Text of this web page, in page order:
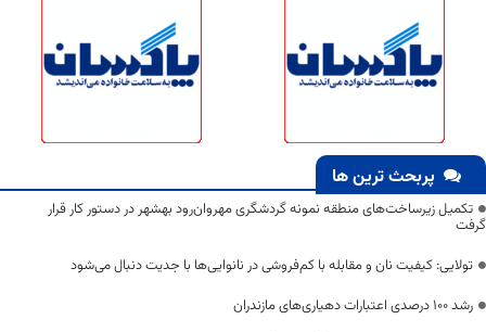
پربحث ترین ها
تکمیل زیرساخت‌های منطقه نمونه گردشگری مهروان‌رود بهشهر در دستور کار قرار
گرفت
تولایی: کیفیت نان و مقابله با کم‌فروشی در نانوایی‌ها با جدیت دنبال می‌شود
رشد ۱۰۰ درصدی اعتبارات دهیاری‌های مازندران